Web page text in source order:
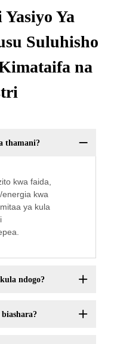
Ya
Suluhisho
na
thamani?
kwa faida,
kwa
ya kula
ndogo?